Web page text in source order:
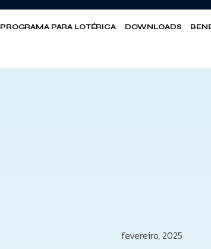
PROGRAMA PARA LOTÉRICA DOWNLOADS
fevereiro, 2025